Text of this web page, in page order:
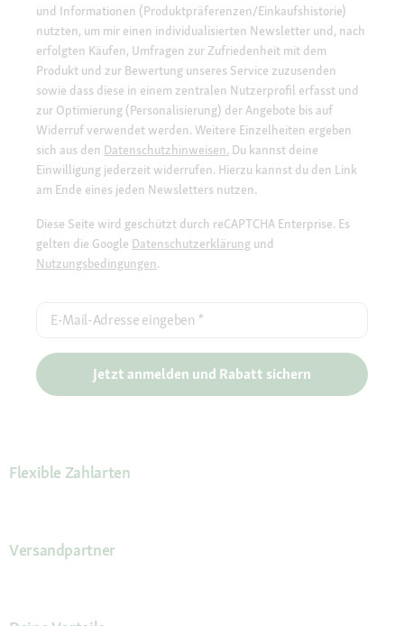
und Informationen (Produktpräferenzen/Einkaufshistorie)
nutzten, um mir einen individualisierten Newsletter und, nach
erfolgten Käufen, Umfragen zur Zufriedenheit mit dem
Produkt und zur Bewertung unseres Service zuzusenden
sowie dass diese in einem zentralen Nutzerprofil erfasst und
zur Optimierung (Personalisierung) der Angebote bis auf
Widerruf verwendet werden. Weitere Einzelheiten ergeben
sich aus den Datenschutzhinweisen. Du kannst deine
Einwilligung jederzeit widerrufen. Hierzu kannst du den Link
am Ende eines jeden Newsletters nutzen.
Diese Seite wird geschützt durch reCAPTCHA Enterprise. Es
gelten die Google Datenschutzerklärung und
Nutzungsbedingungen.
E-Mail-Adresse eingeben *
Jetzt anmelden und Rabatt sichern
Flexible Zahlarten
Versandpartner